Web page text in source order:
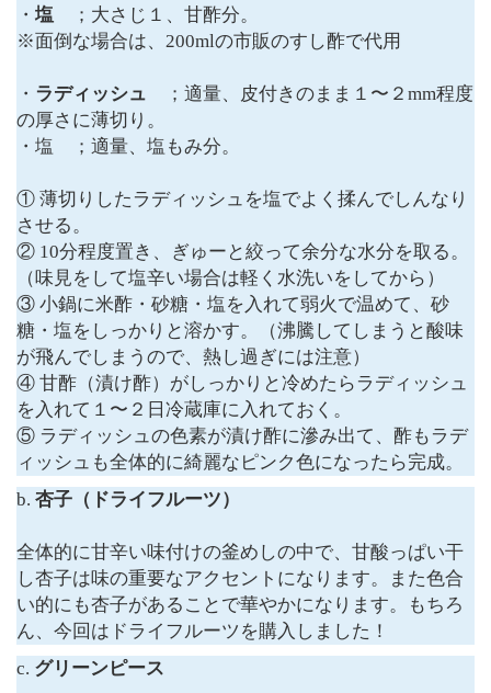
・ 塩 ；大さじ１、甘酢分。
※面倒な場合は、200mlの市販のすし酢で代用
・ ラディッシュ ；適量、皮付きのまま１〜２mm程度
の厚さに薄切り。
・塩 ；適量、塩もみ分。
① 薄切りしたラディッシュを塩でよく揉んでしんなり
させる。
② 10分程度置き、ぎゅーと絞って余分な水分を取る。
（味見をして塩辛い場合は軽く水洗いをしてから）
③ 小鍋に米酢・砂糖・塩を入れて弱火で温めて、砂
糖・塩をしっかりと溶かす。（沸騰してしまうと酸味
が飛んでしまうので、熱し過ぎには注意）
④ 甘酢（漬け酢）がしっかりと冷めたらラディッシュ
を入れて１〜２日冷蔵庫に入れておく。
⑤ ラディッシュの色素が漬け酢に滲み出て、酢もラデ
ィッシュも全体的に綺麗なピンク色になったら完成。
b. 杏子（ドライフルーツ）
全体的に甘辛い味付けの釜めしの中で、甘酸っぱい干
し杏子は味の重要なアクセントになります。また色合
い的にも杏子があることで華やかになります。もちろ
ん、今回はドライフルーツを購入しました！
c. グリーンピース